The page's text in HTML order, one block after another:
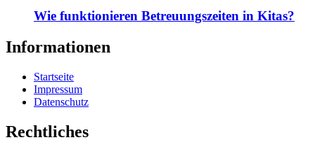
Wie funktionieren Betreuungszeiten in Kitas?
Informationen
Startseite
Impressum
Datenschutz
Rechtliches